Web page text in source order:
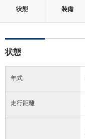
状態 装備
状態
年式
走行距離